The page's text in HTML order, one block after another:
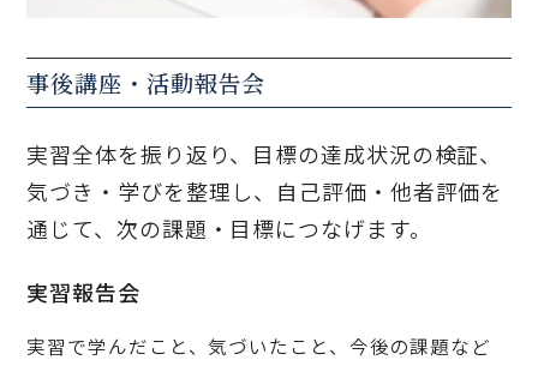
事後講座・活動報告会
実習全体を振り返り、目標の達成状況の検証、
気づき・学びを整理し、自己評価・他者評価を
通じて、次の課題・目標につなげます。
実習報告会
実習で学んだこと、気づいたこと、今後の課題など